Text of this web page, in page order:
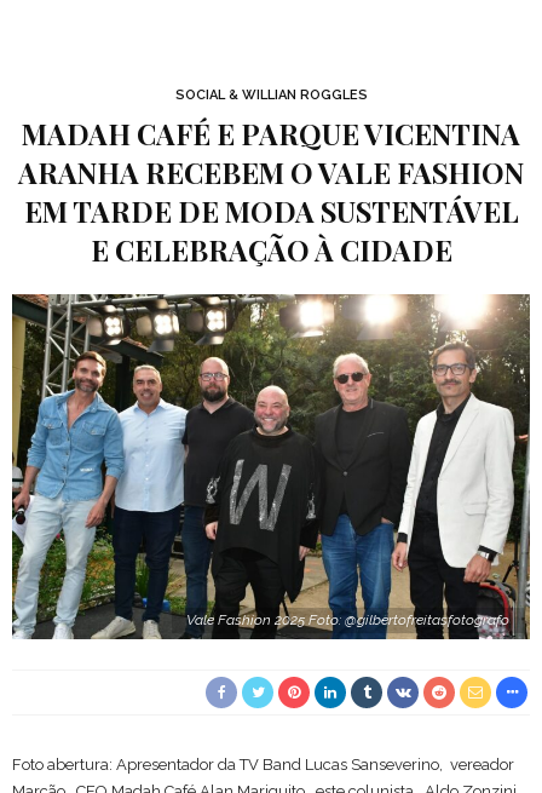
SOCIAL & WILLIAN ROGGLES
MADAH CAFÉ E PARQUE VICENTINA
ARANHA RECEBEM O VALE FASHION
EM TARDE DE MODA SUSTENTÁVEL
E CELEBRAÇÃO À CIDADE
Vale Fashion 2025 Foto: @gilbertofreitasfotografo
Foto abertura: Apresentador da TV Band Lucas Sanseverino, vereador